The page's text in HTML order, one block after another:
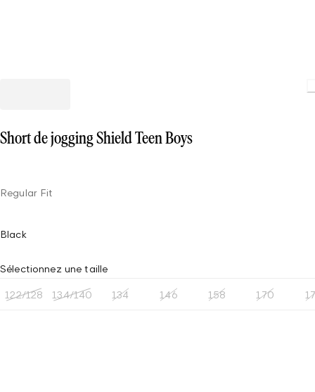
Short de jogging Shield Teen Boys
Regular Fit
Black
Sélectionnez une taille
122/128 134/140 134 146 158 170